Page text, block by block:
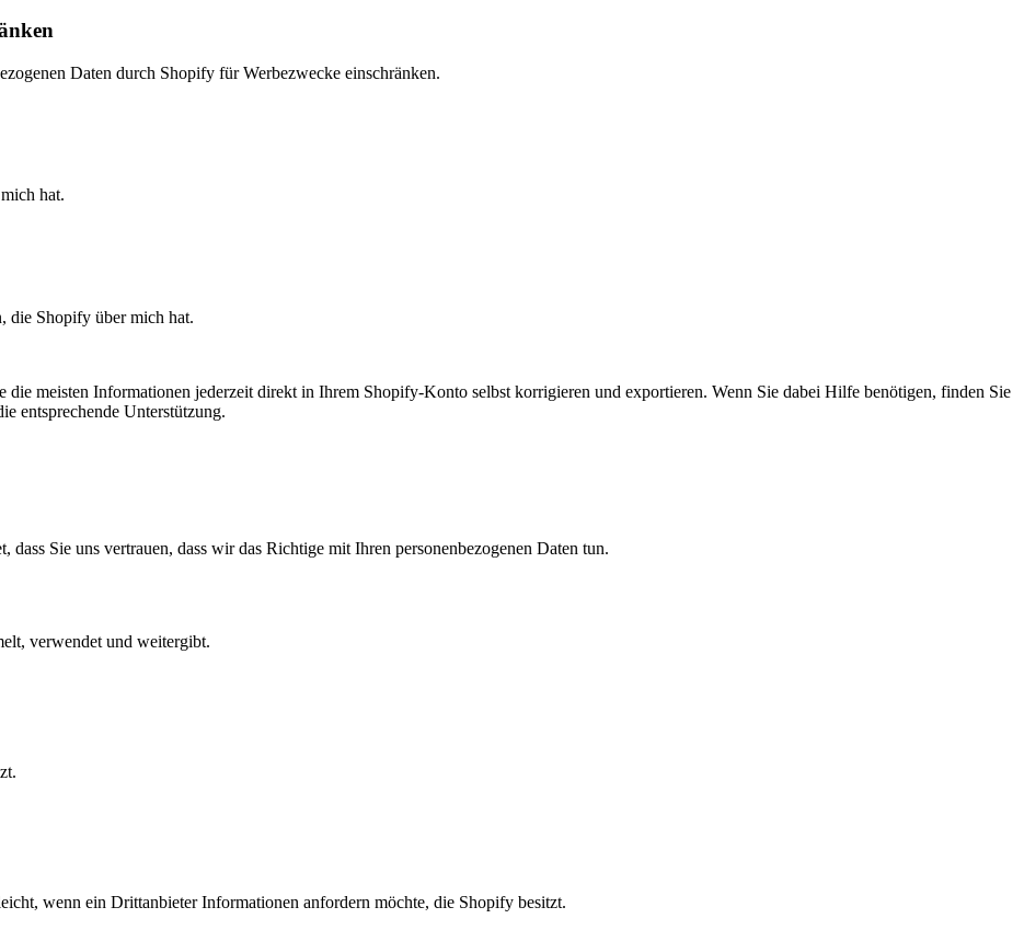
Daten durch Shopify für Werbezwecke einschränken.
hat.
die Shopify über mich hat.
die meisten Informationen jederzeit direkt in Ihrem Shopify-Konto selbst korrigieren und exportieren. Wenn Sie dabei Hilfe benötigen, finden Sie
entsprechende Unterstützung.
Sie uns vertrauen, dass wir das Richtige mit Ihren personenbezogenen Daten tun.
verwendet und weitergibt.
wenn ein Drittanbieter Informationen anfordern möchte, die Shopify besitzt.